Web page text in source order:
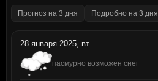
Прогноз на 3 дня Подробно на 3 дня
28 января 2025, вт
пасмурно возможен снег